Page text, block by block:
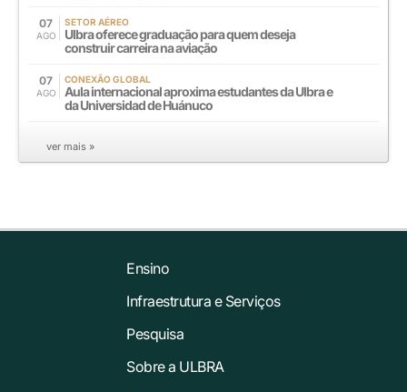
07
AGO
SETOR AÉREO
Ulbra oferece graduação para quem deseja
construir carreira na aviação
07
AGO
CONEXÃO GLOBAL
Aula internacional aproxima estudantes da Ulbra e
da Universidad de Huánuco
ver mais »
Ensino
Infraestrutura e Serviços
Pesquisa
Sobre a ULBRA